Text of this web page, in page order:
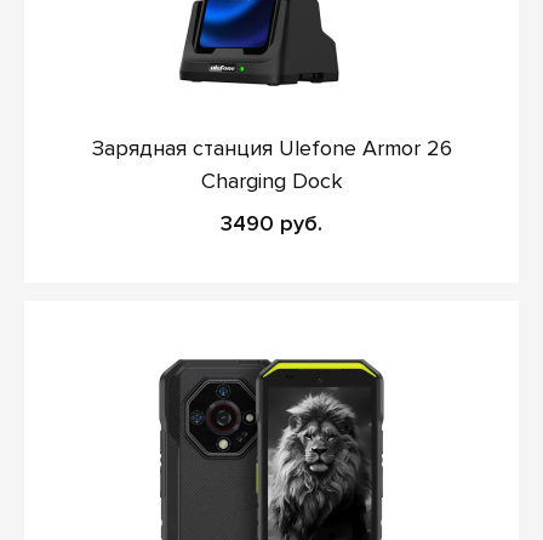
Зарядная станция Ulefone Armor 26
Charging Dock
3490 руб.